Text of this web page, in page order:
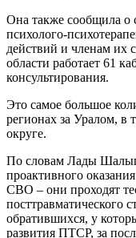
Она также сообщила о
психолого-
действий и членам их
области работает 61
консультирования.
Это самое большое
регионах за Уралом, в
округе.
По словам Лады
проактивного
СВО – они проходят
посттравматического
обратившихся, у
развития ПТСР, за